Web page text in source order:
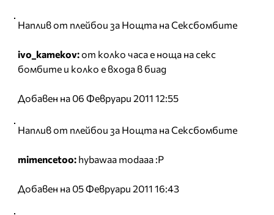
Наплив от плейбои за Нощта на Сексбомбите
ivo_kamekov:от колко часа е ноща на секс
бомбите и колко е входа в биад
Добавен на 06 Февруари 2011 12:55
Наплив от плейбои за Нощта на Сексбомбите
mimencetoo: hybawaa modaaa :P
Добавен на 05 Февруари 2011 16:43